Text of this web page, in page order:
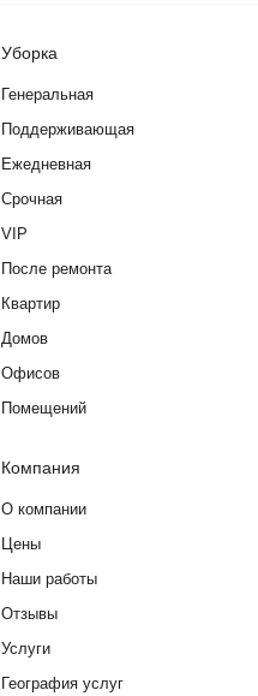
Уборка
Генеральная
Поддерживающая
Ежедневная
Срочная
VIP
После ремонта
Квартир
Домов
Офисов
Помещений
Компания
О компании
Цены
Наши работы
Отзывы
Услуги
География услуг